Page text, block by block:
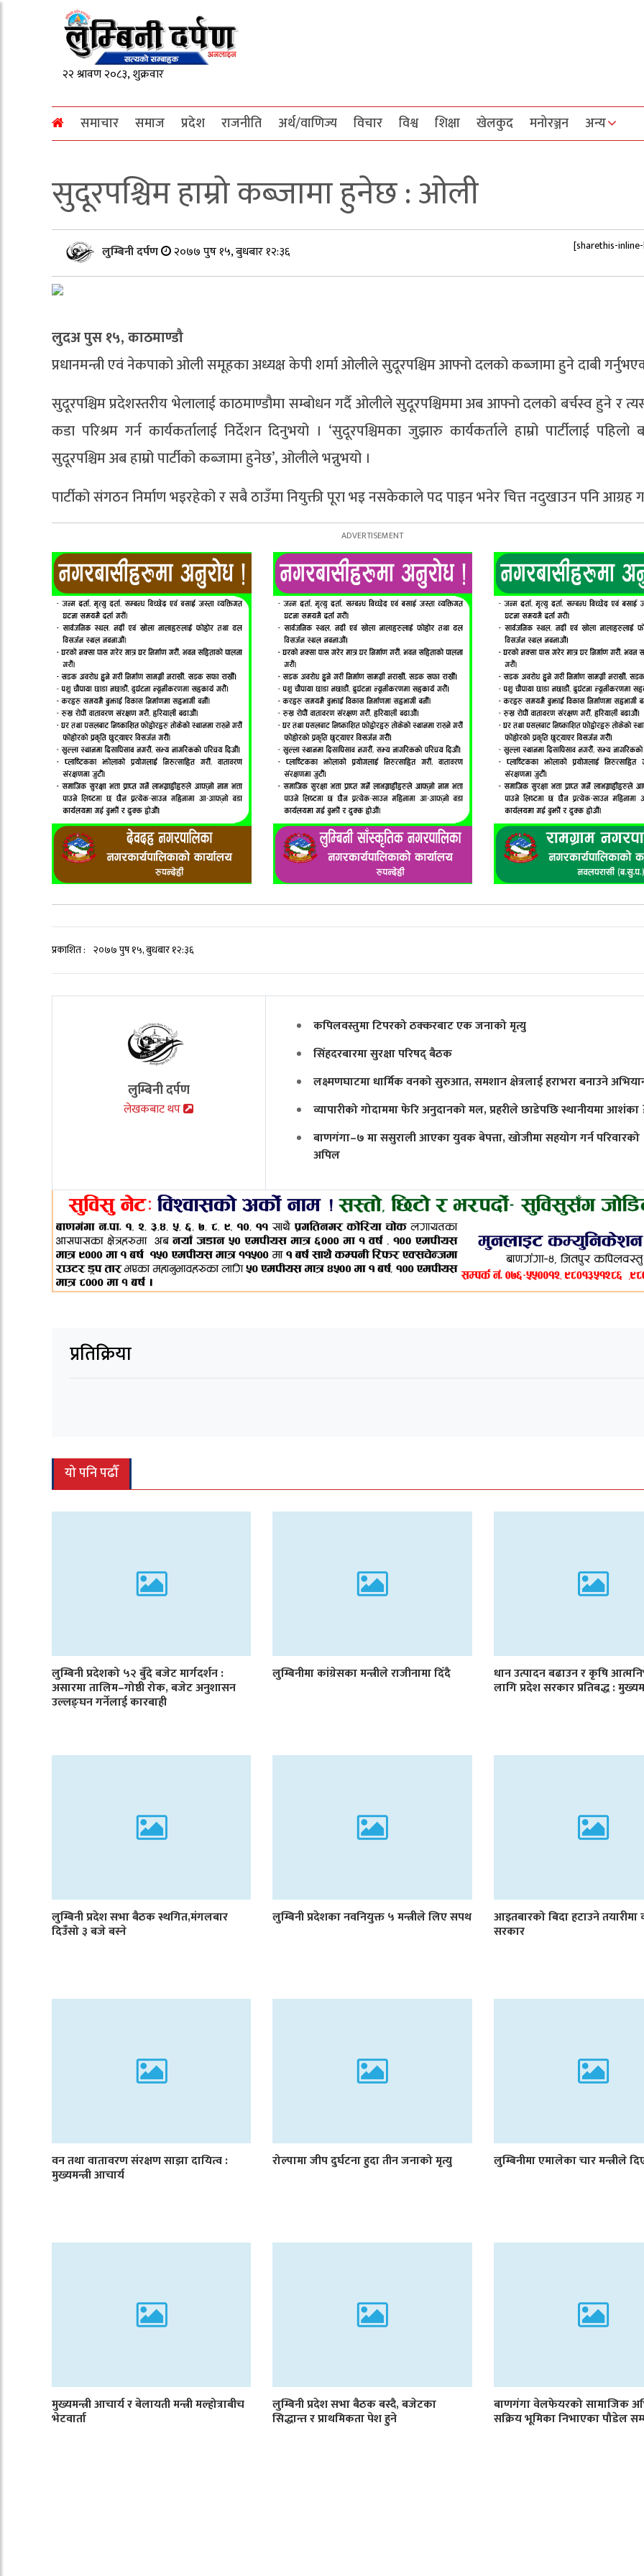
समाचार समाज प्रदेश राजनीति अर्थ/वाणिज्य विचार विश्व शिक्षा खेलकुद मनोरञ्जन अन्य
सुदूरपश्चिम हाम्रो कब्जामा हुनेछ : ओली
लुम्बिनी दर्पण २०७७ पुष १५, बुधबार १२:३६ [sharethis-
लुदअ पुस १५, काठमाण्डौ
प्रधानमन्त्री एवं नेकपाको ओली समूहका अध्यक्ष केपी शर्मा ओलीले सुदूरपश्चिम आफ्नो दलको कब्जामा हुने दाबी
सुदूरपश्चिम प्रदेशस्तरीय भेलालाई काठमाण्डौमा सम्बोधन गर्दै ओलीले सुदूरपश्चिममा अब आफ्नो दलको बर्चस्व हुने र
कडा परिश्रम गर्न कार्यकर्तालाई निर्देशन दिनुभयो । ‘सुदूरपश्चिमका जुझारु कार्यकर्ताले हाम्रो पार्टीलाई पहिलो
सुदूरपश्चिम अब हाम्रो पार्टीको कब्जामा हुनेछ’, ओलीले भन्नुभयो ।
पार्टीको संगठन निर्माण भइरहेको र सबै ठाउँमा नियुक्ती पूरा भइ नसकेकाले पद पाइन भनेर चित्त नदुखाउन पनि आग्रह
प्रकाशित : २०७७ पुष १५, बुधबार १२:३६
लुम्बिनी दर्पण
लेखकबाट थप
कपिलवस्तुमा टिपरको ठक्करबाट एक जनाको मृत्यु
सिंहदरबारमा सुरक्षा परिषद् बैठक
लक्ष्मणघाटमा धार्मिक वनको सुरुआत, समशान क्षेत्रलाई हराभरा बनाउने
व्यापारीको गोदाममा फेरि अनुदानको मल, प्रहरीले छाडेपछि स्थानीयमा आशंका
बाणगंगा–७ मा ससुराली आएका युवक बेपत्ता, खोजीमा सहयोग गर्न परिवारको
अपिल
प्रतिक्रिया
यो पनि पढौँ
लुम्बिनी प्रदेशको ५२ बुँदे बजेट मार्गदर्शन :
असारमा तालिम–गोष्ठी रोक, बजेट अनुशासन
उल्लङ्घन गर्नेलाई कारबाही
लुम्बिनीमा कांग्रेसका मन्त्रीले राजीनामा दिँदै धान उत्पादन बढाउन र कृषि
लागि प्रदेश सरकार प्रतिबद्ध :
लुम्बिनी प्रदेश सभा बैठक स्थगित,मंगलबार
दिउँसो ३ बजे बस्ने
लुम्बिनी प्रदेशका नवनियुक्त ५ मन्त्रीले लिए सपथ आइतबारको बिदा हटाउने तयारीमा
सरकार
वन तथा वातावरण संरक्षण साझा दायित्व :
मुख्यमन्त्री आचार्य
रोल्पामा जीप दुर्घटना हुदा तीन जनाको मृत्यु लुम्बिनीमा एमालेका चार मन्त्रीले
मुख्यमन्त्री आचार्य र बेलायती मन्त्री मल्होत्राबीच
भेटवार्ता
लुम्बिनी प्रदेश सभा बैठक बस्दै, बजेटका
सिद्धान्त र प्राथमिकता पेश हुने
बाणगंगा वेलफेयरको सामाजिक
सक्रिय भूमिका निभाएका पौडेल